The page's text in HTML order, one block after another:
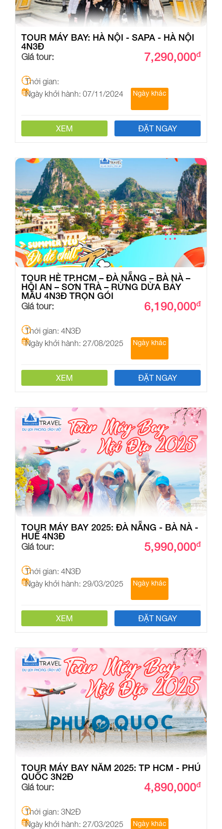
TOUR MÁY BAY: HÀ NỘI - SAPA - HÀ NỘI
4N3Đ
Giá tour: 7,290,000đ
Thời gian:
Ngày khởi hành: 07/11/2024
Ngày khác
XEM ĐẶT NGAY
TOUR HÈ TP.HCM – ĐÀ NẴNG – BÀ NÀ –
HỘI AN – SƠN TRÀ – RỪNG DỪA BẢY
MẪU 4N3Đ TRỌN GÓI
Giá tour: 6,190,000đ
Thời gian: 4N3Đ
Ngày khởi hành: 27/08/2025
Ngày khác
XEM ĐẶT NGAY
TOUR MÁY BAY 2025: ĐÀ NẴNG - BÀ NÀ -
HUẾ 4N3Đ
Giá tour: 5,990,000đ
Thời gian: 4N3Đ
Ngày khởi hành: 29/03/2025
Ngày khác
XEM ĐẶT NGAY
TOUR MÁY BAY NĂM 2025: TP HCM - PHÚ
QUỐC 3N2Đ
Giá tour: 4,890,000đ
Thời gian: 3N2Đ
Ngày khởi hành: 27/03/2025
Ngày khác